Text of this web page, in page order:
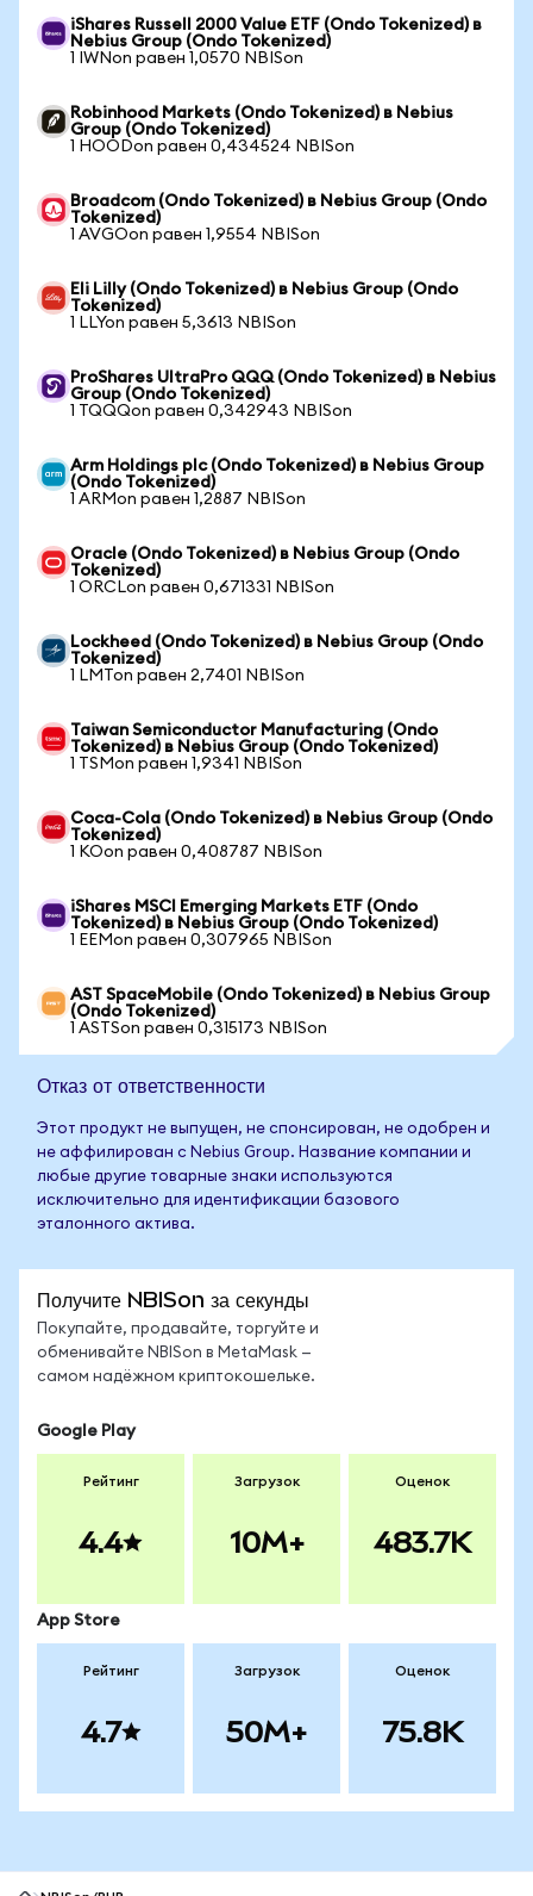
iShares Russell 2000 Value ETF (Ondo Tokenized) в
Nebius Group (Ondo Tokenized)
1 IWNon равен 1,0570 NBISon
Robinhood Markets (Ondo Tokenized) в Nebius
Group (Ondo Tokenized)
1 HOODon равен 0,434524 NBISon
Broadcom (Ondo Tokenized) в Nebius Group (Ondo
Tokenized)
1 AVGOon равен 1,9554 NBISon
Eli Lilly (Ondo Tokenized) в Nebius Group (Ondo
Tokenized)
1 LLYon равен 5,3613 NBISon
ProShares UltraPro QQQ (Ondo Tokenized) в Nebius
Group (Ondo Tokenized)
1 TQQQon равен 0,342943 NBISon
Arm Holdings plc (Ondo Tokenized) в Nebius Group
(Ondo Tokenized)
1 ARMon равен 1,2887 NBISon
Oracle (Ondo Tokenized) в Nebius Group (Ondo
Tokenized)
1 ORCLon равен 0,671331 NBISon
Lockheed (Ondo Tokenized) в Nebius Group (Ondo
Tokenized)
1 LMTon равен 2,7401 NBISon
Taiwan Semiconductor Manufacturing (Ondo
Tokenized) в Nebius Group (Ondo Tokenized)
1 TSMon равен 1,9341 NBISon
Coca-Cola (Ondo Tokenized) в Nebius Group (Ondo
Tokenized)
1 KOon равен 0,408787 NBISon
iShares MSCI Emerging Markets ETF (Ondo
Tokenized) в Nebius Group (Ondo Tokenized)
1 EEMon равен 0,307965 NBISon
AST SpaceMobile (Ondo Tokenized) в Nebius Group
(Ondo Tokenized)
1 ASTSon равен 0,315173 NBISon
Отказ от ответственности
Этот продукт не выпущен, не спонсирован, не одобрен и
не аффилирован с Nebius Group. Название компании и
любые другие товарные знаки используются
исключительно для идентификации базового
эталонного актива.
Получите NBISon за секунды
Покупайте, продавайте, торгуйте и
обменивайте NBISon в MetaMask —
самом надёжном криптокошельке.
Google Play
Рейтинг
4.4
Загрузок
10M+
Оценок
483.7K
App Store
Рейтинг
4.7
Загрузок
50M+
Оценок
75.8K